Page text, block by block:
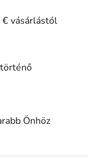
vásárlástól
Önhöz